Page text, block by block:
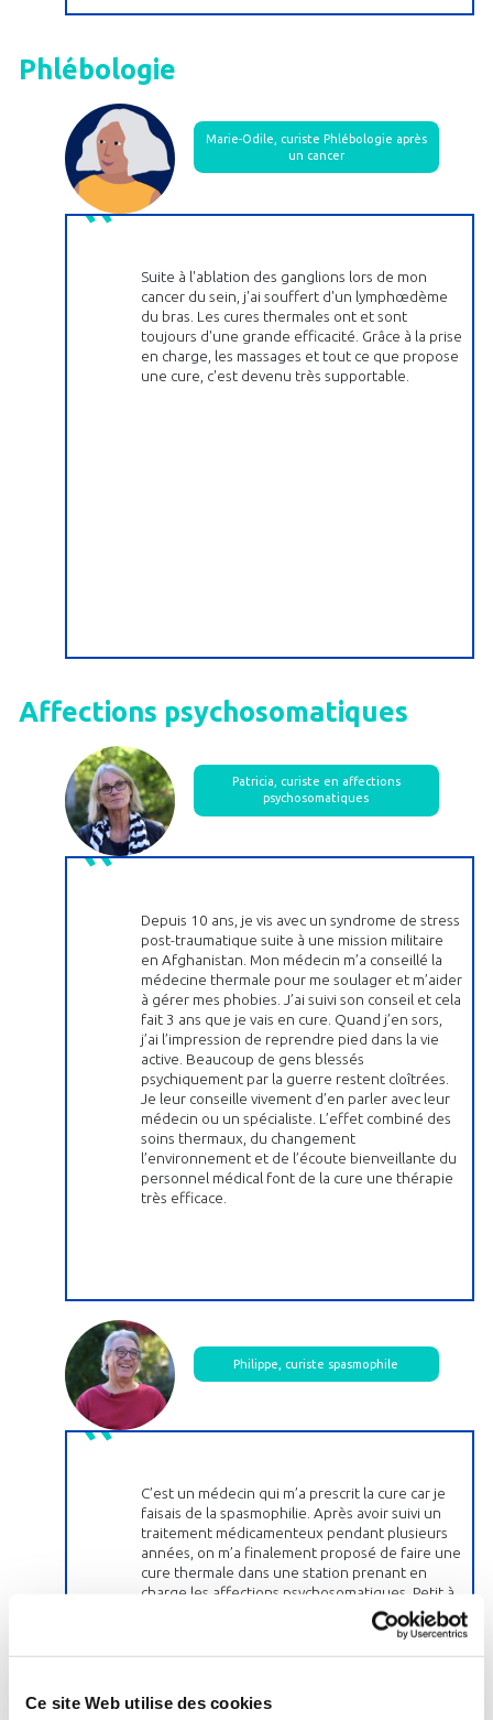
Ce site Web utilise des cookies
Phlébologie
Marie-Odile, curiste Phlébologie après
un cancer
Suite à l'ablation des ganglions lors de mon
cancer du sein, j'ai souffert d'un lymphœdème
du bras. Les cures thermales ont et sont
toujours d'une grande efficacité. Grâce à la prise
en charge, les massages et tout ce que propose
une cure, c'est devenu très supportable.
Affections psychosomatiques
Patricia, curiste en affections
psychosomatiques
Depuis 10 ans, je vis avec un syndrome de stress
post-traumatique suite à une mission militaire
en Afghanistan. Mon médecin m’a conseillé la
médecine thermale pour me soulager et m’aider
à gérer mes phobies. J’ai suivi son conseil et cela
fait 3 ans que je vais en cure. Quand j’en sors,
j’ai l’impression de reprendre pied dans la vie
active. Beaucoup de gens blessés
psychiquement par la guerre restent cloîtrées.
Je leur conseille vivement d’en parler avec leur
médecin ou un spécialiste. L’effet combiné des
soins thermaux, du changement
l’environnement et de l’écoute bienveillante du
personnel médical font de la cure une thérapie
très efficace.
Philippe, curiste spasmophile
C’est un médecin qui m’a prescrit la cure car je
faisais de la spasmophilie. Après avoir suivi un
traitement médicamenteux pendant plusieurs
années, on m’a finalement proposé de faire une
cure thermale dans une station prenant en
charge les affections psychosomatiques. Petit à
petit, grâce à la cure, j’ai pu arrêter les
traitements médicamenteux les plus lourds. La
cure est très relaxante, elle permet de sortir des
dans toutes les maladies et c’est un bon